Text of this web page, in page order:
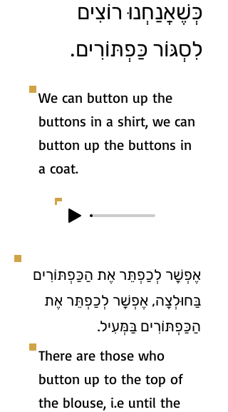
כְּשֶׁאֲנַחְנוּ רוֹצִים
לִסְגּוֹר כַּפְתּוֹרִים.
We can button up the
buttons in a shirt, we can
button up the buttons in
a coat.
אֶפְשָׁר לְכַפְתֵּר אֶת הַכַּפְתּוֹרִים
בַּחוּלְצָה, אֶפְשָׁר לְכַפְתֵּר אֶת
הַכַּפְתּוֹרִים בַּמְּעִיל.
There are those who
button up to the top of
the blouse, i.e until the